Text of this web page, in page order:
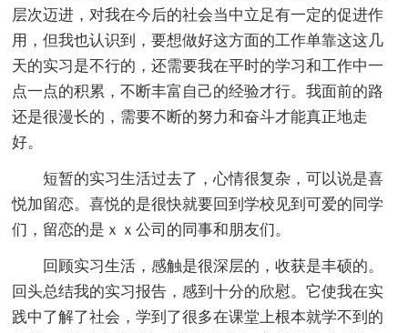
层次迈进，对我在今后的社会当中立足有一定的促进作
用，但我也认识到，要想做好这方面的工作单靠这这几
天的实习是不行的，还需要我在平时的学习和工作中一
点一点的积累，不断丰富自己的经验才行。我面前的路
还是很漫长的，需要不断的努力和奋斗才能真正地走
好。
短暂的实习生活过去了，心情很复杂，可以说是喜
悦加留恋。喜悦的是很快就要回到学校见到可爱的同学
们，留恋的是ｘｘ公司的同事和朋友们。
回顾实习生活，感触是很深层的，收获是丰硕的。
回头总结我的实习报告，感到十分的欣慰。它使我在实
践中了解了社会，学到了很多在课堂上根本就学不到的